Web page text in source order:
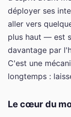
déployer ses
aller vers
plus haut — est
davantage par
C'est une
longtemps :
Le cœur du